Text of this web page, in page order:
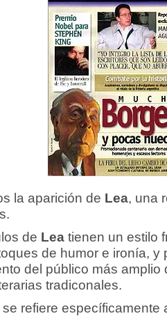
la aparición de Lea, una
de Leatienen un estilo
de humor e ironía, y
del público más amplio
tradiconales.
refiere específicamente